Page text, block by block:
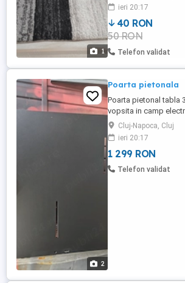
1
ieri 20:17
40 RON
50 RON
Telefon validat
2
Poarta pietonala
Poarta pietonal tabla
vopsita in camp
1760x1140
Cluj-Napoca, Cluj
ieri 20:17
1 299 RON
Telefon validat